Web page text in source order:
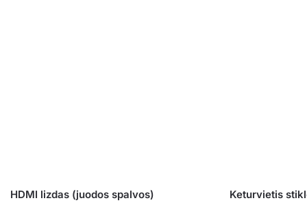
HDMI lizdas (juodos spalvos) Keturvietis